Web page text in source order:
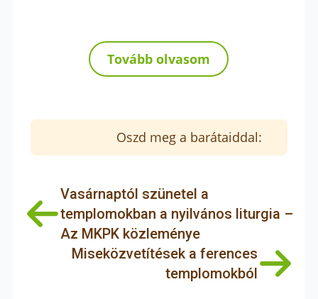
Tovább olvasom
Oszd meg a barátaiddal:
Vasárnaptól szünetel a
templomokban a nyilvános liturgia –
Az MKPK közleménye
Miseközvetítések a ferences
templomokból